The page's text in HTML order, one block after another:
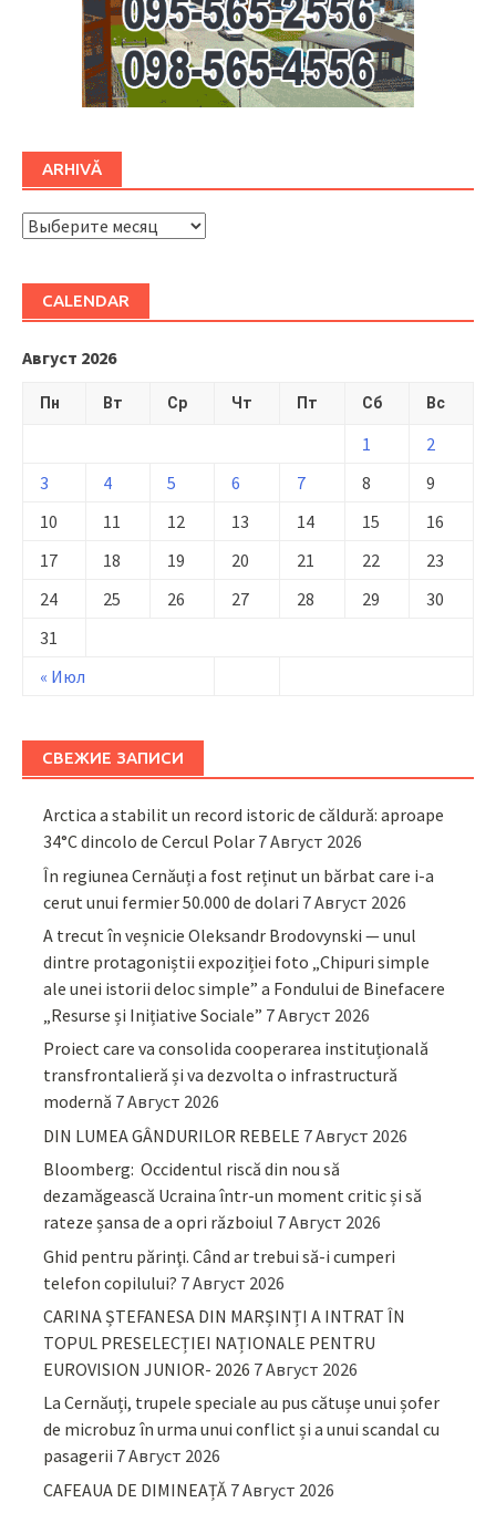
ARHIVĂ
ARHIVĂ
CALENDAR
Август 2026
Пн Вт Ср Чт Пт Сб Вс
« Июл
1
2
3
4 5 6 7 8
9
10
11 12 13 14 15
16
17
18 19 20 21 22
23
24
25 26 27 28 29
30
31
СВЕЖИЕ ЗАПИСИ
Arctica a stabilit un record istoric de căldură: aproape
34°C dincolo de Cercul Polar 7 Август 2026
În regiunea Cernăuți a fost reținut un bărbat care i-a
cerut unui fermier 50.000 de dolari 7 Август 2026
A trecut în veșnicie Oleksandr Brodovynski — unul
dintre protagoniștii expoziției foto „Chipuri simple
ale unei istorii deloc simple” a Fondului de Binefacere
„Resurse și Inițiative Sociale” 7 Август 2026
Proiect care va consolida cooperarea instituțională
transfrontalieră și va dezvolta o infrastructură
modernă 7 Август 2026
DIN LUMEA GÂNDURILOR REBELE 7 Август 2026
Bloomberg: Occidentul riscă din nou să
dezamăgească Ucraina într-un moment critic și să
rateze șansa de a opri războiul 7 Август 2026
Ghid pentru părinţi. Când ar trebui să-i cumperi
telefon copilului? 7 Август 2026
CARINA ȘTEFANESA DIN MARȘINȚI A INTRAT ÎN
TOPUL PRESELECȚIEI NAȚIONALE PENTRU
EUROVISION JUNIOR- 2026 7 Август 2026
La Cernăuți, trupele speciale au pus cătușe unui șofer
de microbuz în urma unui conflict și a unui scandal cu
pasagerii 7 Август 2026
CAFEAUA DE DIMINEAȚĂ 7 Август 2026